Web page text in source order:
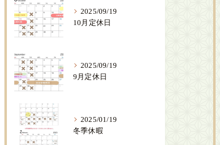
2025/09/19
10月定休日
2025/09/19
9月定休日
2025/01/19
冬季休暇